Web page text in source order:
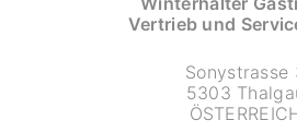
Vertrieb und
Sonystrasse
5303